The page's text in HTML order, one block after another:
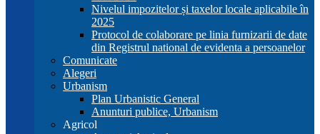
Nivelul impozitelor și taxelor locale aplicabile în
2025
Protocol de colaborare pe linia furnizarii de date
din Registrul national de evidenta a persoanelor
Comunicate
Alegeri
Urbanism
Plan Urbanistic General
Anunturi publice, Urbanism
Agricol